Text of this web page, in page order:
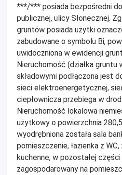
***/*** posiada bezpośredni
publicznej, ulicy Słonecznej.
gruntów posiada użytki
zabudowane o symbolu Bi,
uwidoczniona w ewidencji
Nieruchomość (działka gruntu
składowymi podłączona jest
sieci elektroenergetycznej,
ciepłownicza przebiega w
Nieruchomość lokalowa
użytkowy o powierzchnia
wyodrębniona została sala
pomieszczenie, łazienka z
kuchenne, w pozostałej
zagospodarowany na